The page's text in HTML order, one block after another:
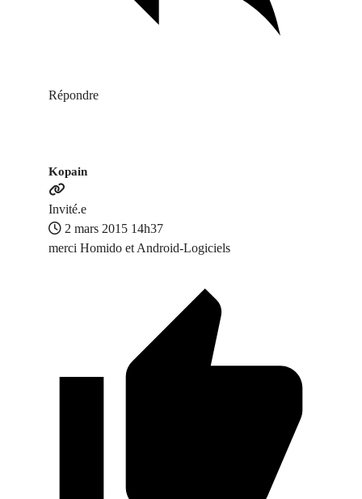
Répondre
Kopain
Invité.e
2 mars 2015 14h37
merci Homido et Android-Logiciels